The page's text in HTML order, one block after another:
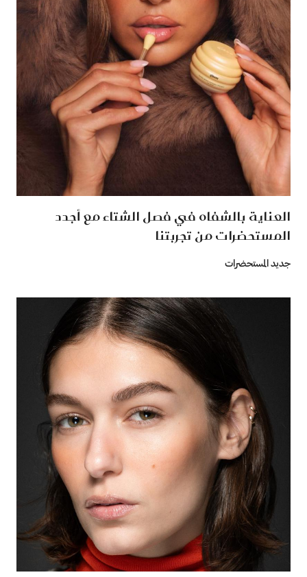
العناية بالشفاه في فصل الشتاء مع أجدد
المستحضرات من تجربتنا
جديد المستحضرات